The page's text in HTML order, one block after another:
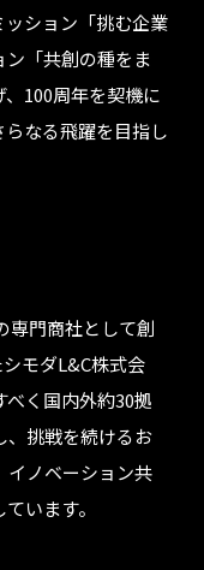
ッション「挑む企業
「共創の種をま
100周年を契機に
なる飛躍を目指し
専門商社として創
モダL&C株式会
く国内外約30拠
、挑戦を続けるお
イノベーション共
います。